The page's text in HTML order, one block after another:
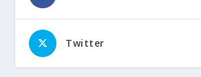
Twitter